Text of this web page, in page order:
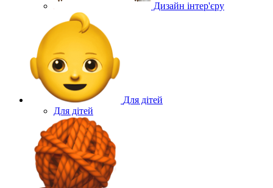
Дизайн інтер'єру
Для дітей
Для дітей